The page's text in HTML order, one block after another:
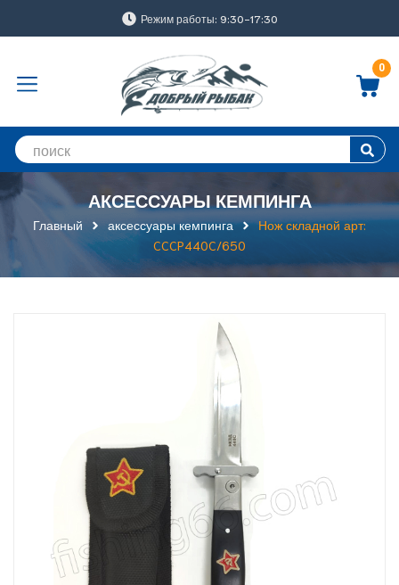
Режим работы: 9:30-17:30
0
АКСЕССУАРЫ КЕМПИНГА
Главный аксессуары кемпинга
Нож складной арт:
CCCP440C/650